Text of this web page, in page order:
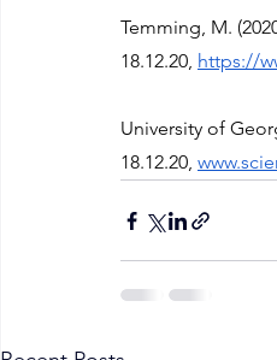
Temming, M.
18.12.20, https://
University of
18.12.20,